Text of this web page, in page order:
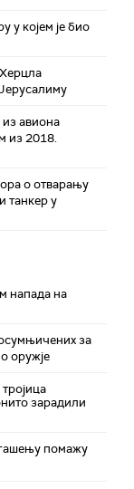
у којем је био
из авиона
из 2018.
о отварању
танкер у
напада на
за
оружје
зарадили
помажу